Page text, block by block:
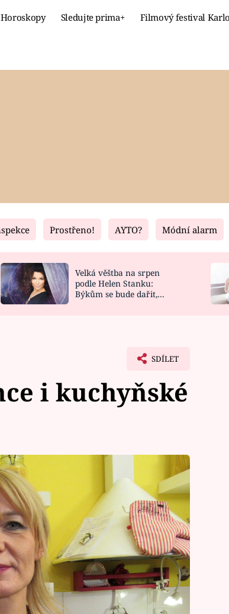
Horoskopy Sledujte prima+ Filmový festival
Fresh
NOVINKY
VIDEORECEPTY
Living
DESIGN
Prostřeno! AYTO? Módní alarm
Velká věštba na srpen
podle Helen Stanku:
Býkům se bude dařit,
SDÍLET
i kuchyňské